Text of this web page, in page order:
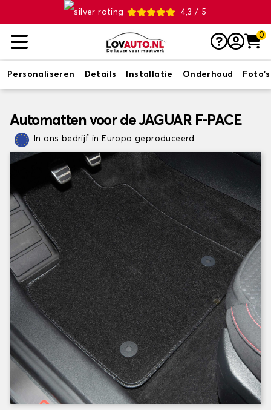
4,3 / 5
0
Personaliseren Details Installatie Onderhoud Foto's
Automatten voor de JAGUAR F-PACE
In ons bedrijf in Europa geproduceerd